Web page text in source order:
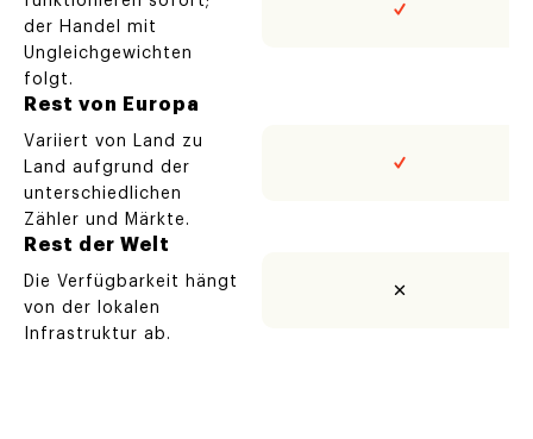
der Handel mit
Ungleichgewichten
folgt.
Rest von Europa
Variiert von Land zu
Land aufgrund der
unterschiedlichen
Zähler und Märkte.
Rest der Welt
Die Verfügbarkeit hängt
von der lokalen
Infrastruktur ab.